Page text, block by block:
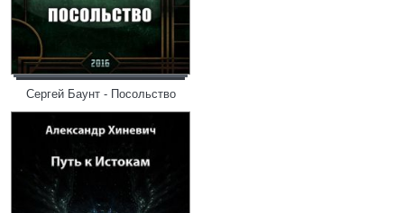
Сергей Баунт - Посольство